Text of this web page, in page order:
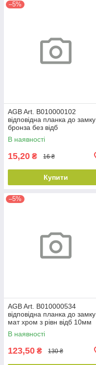
–5%
AGB Art. B010000102
відповідна планка до замку
бронза без відб
В наявності
15,20 ₴ 16 ₴
Купити
–5%
AGB Art. B010000534
відповідна планка до замку
мат хром з рівн відб 10мм
В наявності
123,50 ₴ 130 ₴